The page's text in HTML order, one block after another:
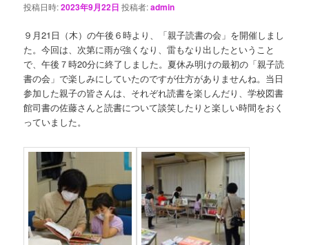
投稿日時:2023年9月22日 投稿者:admin
９月21日（木）の午後６時より、「親子読書の会」を開催しまし
た。今回は、次第に雨が強くなり、雷もなり出したということ
で、午後７時20分に終了しました。夏休み明けの最初の「親子読
書の会」で楽しみにしていたのですが仕方がありませんね。当日
参加した親子の皆さんは、それぞれ読書を楽しんだり、学校図書
館司書の佐藤さんと読書について談笑したりと楽しい時間をおく
っていました。